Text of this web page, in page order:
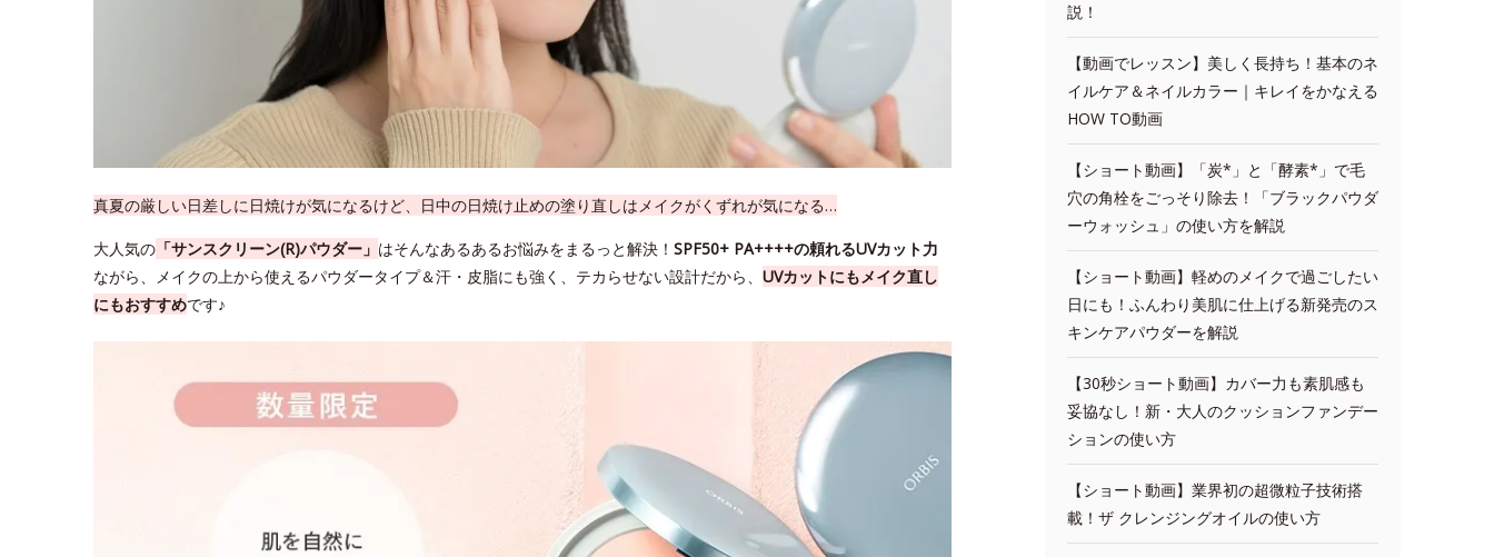
真夏の厳しい日差しに日焼けが気になるけど、日中の日焼け止めの塗り直しはメイクがくずれが気になる…
大人気の 「サンスクリーン(R)パウダー」 はそんなあるあるお悩みをまるっと解決！ SPF50+ PA++++の頼れるUVカット力
ながら、メイクの上から使えるパウダータイプ＆汗・皮脂にも強く、テカらせない設計だから、 UVカットにもメイク直し
にもおすすめです♪
説！
【動画でレッスン】美しく長持ち！基本のネ
イルケア＆ネイルカラー｜キレイをかなえる
HOW TO動画
【ショート動画】「炭*」と「酵素*」で毛
穴の角栓をごっそり除去！「ブラックパウダ
ーウォッシュ」の使い方を解説
【ショート動画】軽めのメイクで過ごしたい
日にも！ふんわり美肌に仕上げる新発売のス
キンケアパウダーを解説
【30秒ショート動画】カバー力も素肌感も
妥協なし！新・大人のクッションファンデー
ションの使い方
【ショート動画】業界初の超微粒子技術搭
載！ザ クレンジングオイルの使い方